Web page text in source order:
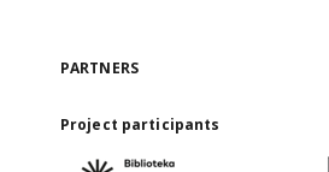
PARTNERS
Project participants